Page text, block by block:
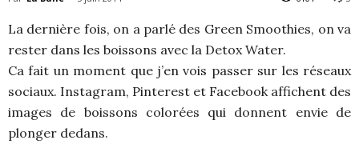
La dernière fois, on a parlé des Green Smoothies, on va
rester dans les boissons avec la Detox Water.
Ca fait un moment que j’en vois passer sur les réseaux
sociaux. Instagram, Pinterest et Facebook affichent des
images de boissons colorées qui donnent envie de
plonger dedans.